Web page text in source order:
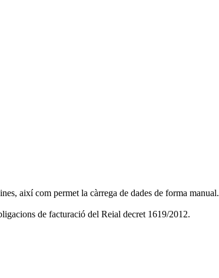
així com permet la càrrega de dades de forma manual.
de facturació del Reial decret 1619/2012.